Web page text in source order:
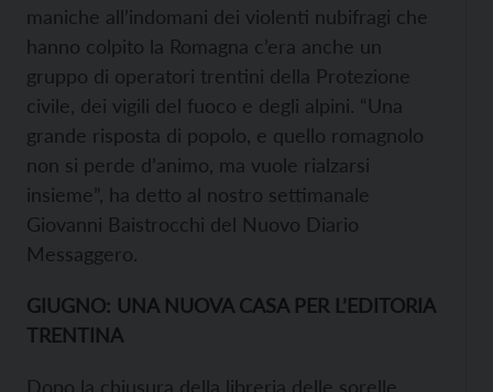
maniche all’indomani dei violenti nubifragi che
hanno colpito la Romagna c’era anche un
gruppo di operatori trentini della Protezione
civile, dei vigili del fuoco e degli alpini. “Una
grande risposta di popolo, e quello romagnolo
non si perde d’animo, ma vuole rialzarsi
insieme”, ha detto al nostro settimanale
Giovanni Baistrocchi del Nuovo Diario
Messaggero.
GIUGNO: UNA NUOVA CASA PER L’EDITORIA
TRENTINA
Dopo la chiusura della libreria delle sorelle